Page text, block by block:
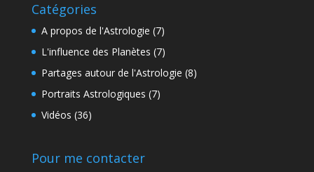
Catégories
A propos de l'Astrologie (7)
L'influence des Planètes (7)
Partages autour de l'Astrologie (8)
Portraits Astrologiques (7)
Vidéos (36)
Pour me contacter